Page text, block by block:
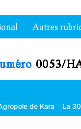
Autres
La 303è édition de